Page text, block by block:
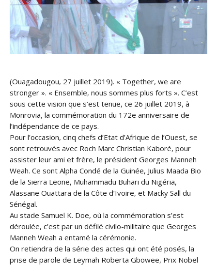
(Ouagadougou, 27 juillet 2019). « Together, we are
stronger ». « Ensemble, nous sommes plus forts ». C’est
sous cette vision que s’est tenue, ce 26 juillet 2019, à
Monrovia, la commémoration du 172e anniversaire de
l’indépendance de ce pays.
Pour l’occasion, cinq chefs d’Etat d’Afrique de l’Ouest, se
sont retrouvés avec Roch Marc Christian Kaboré, pour
assister leur ami et frère, le président Georges Manneh
Weah. Ce sont Alpha Condé de la Guinée, Julius Maada Bio
de la Sierra Leone, Muhammadu Buhari du Nigéria,
Alassane Ouattara de la Côte d’Ivoire, et Macky Sall du
Sénégal.
Au stade Samuel K. Doe, où la commémoration s’est
déroulée, c’est par un défilé civilo-militaire que Georges
Manneh Weah a entamé la cérémonie.
On retiendra de la série des actes qui ont été posés, la
prise de parole de Leymah Roberta Gbowee, Prix Nobel